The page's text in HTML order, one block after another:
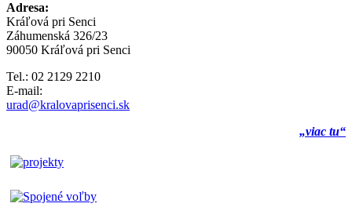
Adresa:
Kráľová pri Senci
Záhumenská 326/23
90050 Kráľová pri Senci
Tel.: 02 2129 2210
E-mail:
urad@kralovaprisenci.sk
„viac tu“